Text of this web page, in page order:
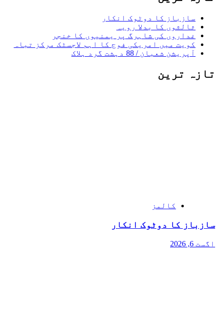
سازباز کا دوٹوک انکار
ثالثوں کا بدلا رویہ
غداروں کی شاہرگ پر یمنیوں کا خنجر
کویت میں امریکی فوج کا اہم لاجسٹک مرکز تباہ
آپریشن شعبان / 88 دہشت گرد ہلاک
تازہ ترین
کالمز
سازباز کا دوٹوک انکار
اگست 6, 2026